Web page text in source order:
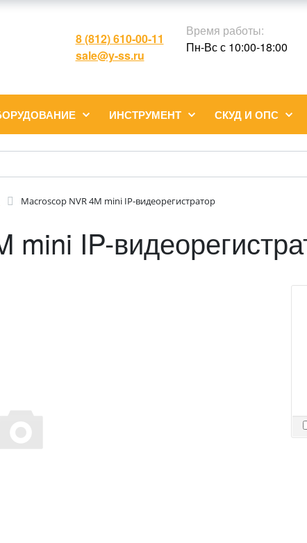
8 (812) 610-00-11
sale@y-ss.ru
Время работы:
Пн-Вс с 10:00-18:00
ИНСТРУМЕНТ СКУД И ОПС
Macroscop NVR 4M mini IP-видеорегистратор
mini IP-